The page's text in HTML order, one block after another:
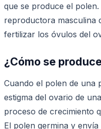
que se produce el
reproductora masculina
fertilizar los óvulos del
¿Cómo se
Cuando el polen de una
estigma del ovario de
proceso de crecimiento
El polen germina y